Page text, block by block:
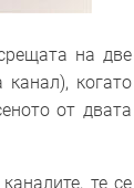
на две
когато
от двата
те се